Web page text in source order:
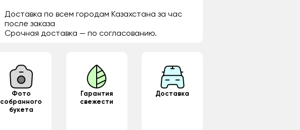
Доставка по всем городам Казахстана за час
после заказа
Срочная доставка — по согласованию.
Фото
собранного
букета
Гарантия
свежести
Доставка